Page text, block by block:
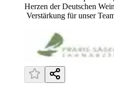
Herzen der Deutschen
Verstärkung für unser